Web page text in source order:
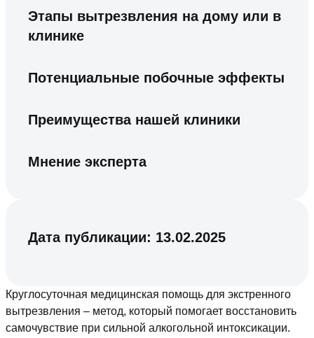
Этапы вытрезвления на дому или в
клинике
Потенциальные побочные эффекты
Преимущества нашей клиники
Мнение эксперта
Дата публикации: 13.02.2025
Круглосуточная медицинская помощь для экстренного
вытрезвления – метод, который помогает восстановить
самочувствие при сильной алкогольной интоксикации.